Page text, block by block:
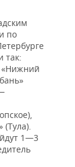
по
так:
«Нижний
1—3